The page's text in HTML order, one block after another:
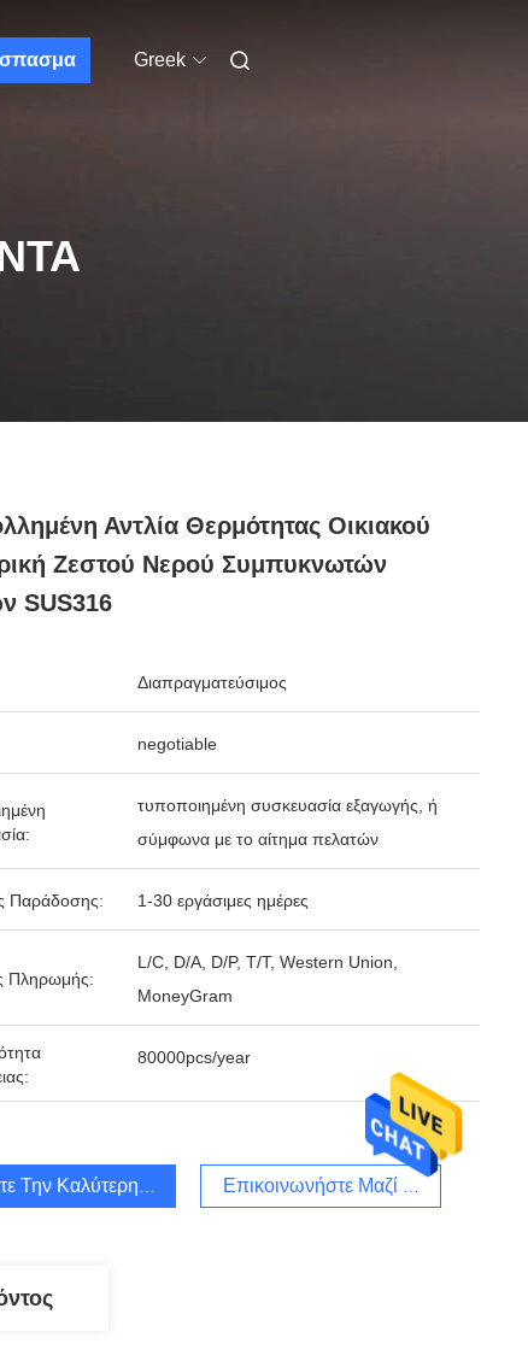
Greek
Αντλία Θερμότητας Οικιακού
Ζεστού Νερού Συμπυκνωτών
SUS316
Διαπραγματεύσιμος
negotiable
τυποποιημένη συσκευασία εξαγωγής, ή
σύμφωνα με το αίτημα πελατών
Παράδοσης: 1-30 εργάσιμες ημέρες
Πληρωμής:
L/C, D/A, D/P, T/T, Western Union,
MoneyGram
80000pcs/year
Την Καλύτερη Τιμή Επικοινωνήστε Μαζί Μας